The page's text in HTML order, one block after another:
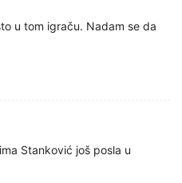
u tom igraču. Nadam se da
Stanković još posla u